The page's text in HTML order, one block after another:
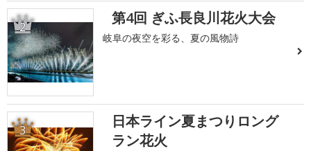
2 第4回 ぎふ長良川花火大会
岐阜の夜空を彩る、夏の風物詩
3
日本ライン夏まつりロング
ラン花火